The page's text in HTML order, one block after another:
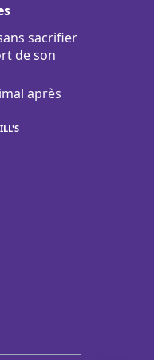
sacrifier
de son
après